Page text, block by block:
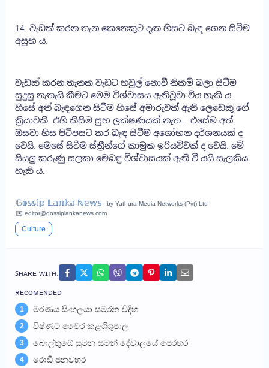
14. වැඩක් කරන තැන කෙනෙකුට දෑත හිසට බැඳ ගෙන සිටිම
අසුභ ය.
වැඩක් කරන තැනක වැඩට හවුල් නොවී නිකම් බලා සිටීම
සුදුසු නැතැයි කීමට මෙම විශ්වාසය ඇතිවූවා විය හැකි ය.
හිසේ අත් බැඳගෙන සිටීම හිසේ අමාරුවක් ඇති ලෙඩෙකු ගේ
ක්‍රියාවකි. එහි කිසිම සුභ ලක්ෂණයක් නැත.. එසේම අත්
ඔසවා හිස පිටිපසට කර බැඳ සිටීම අශෝභන දර්ශනයක් ද
වෙයි. මෙසේ සිටීම ස්ත්‍රීන්ගේ කාමුක ඉරියව්වක් ද වෙයි. මේ
සියලු කරුණු සලකා මෙබඳු විශ්වාසයක් ඇති වී යයි සැලකිය
හැකි ය.
𝔾𝕠𝕤𝕤𝕚𝕡 𝕃𝕒𝕟𝕜𝕒 ℕ𝕖𝕨𝕤 - by Yathura Media Networks (Pvt) Ltd
✉️ editor@gossiplankanews.com
Culture
ꜱʜᴀʀᴇ ᴡɪᴛʜ:
ʀᴇᴄᴏᴍᴇɴᴅᴇᴅ
1 මරණය සිංහලයා සමරන විදිහ
2 විෂ්ණුට වෛර කළශිශුපාල
3 බොල්තුඹේ සුමන සමන් දේවාලයේ පෙරහර
4 රොඩී ජනවහර